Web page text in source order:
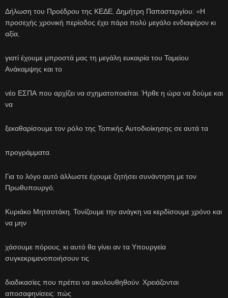
Δήλωση του Προέδρου της ΚΕΔΕ, Δημήτρη Παπαστεργίου: «Η
προσεχής χρονική περίοδος έχει πάρα πολύ μεγάλο ενδιαφέρον κι
αξία,
γιατί έχουμε μπροστά μας τη μεγάλη ευκαιρία του Ταμείου
Ανάκαμψης και το
νέο ΕΣΠΑ που αρχίζει να σχηματοποιείται. Ήρθε η ώρα να δούμε και
να
ξεκαθαρίσουμε τον ρόλο της Τοπικής Αυτοδιοίκησης σε αυτά τα
προγράμματα.
Για το λόγο αυτό άλλωστε έχουμε ζητήσει συνάντηση με τον
Πρωθυπουργό,
Κυριάκο Μητσοτάκη. Τονίζουμε την ανάγκη να κερδίσουμε χρόνο και
να μην
χάσουμε πόρους, κι αυτό θα γίνει αν τα Υπουργεία
συγκεκριμενοποιήσουν τις
διαδικασίες που πρέπει να ακολουθηθούν. Χρειάζονται
αποσαφηνίσεις: πώς